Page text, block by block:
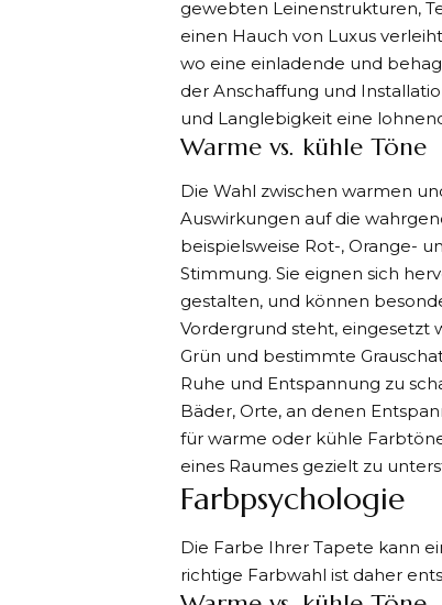
gewebten Leinenstrukturen,
einen Hauch von Luxus
wo eine einladende und
der Anschaffung und
und Langlebigkeit eine
Warme vs. kühle Töne
Die Wahl zwischen warmen
Auswirkungen auf die
beispielsweise Rot-, Orange-
Stimmung. Sie eignen sich
gestalten, und können
Vordergrund steht, eingesetzt
Grün und bestimmte
Ruhe und Entspannung zu
Bäder, Orte, an denen
für warme oder kühle
eines Raumes gezielt zu
Farbpsychologie
Die Farbe Ihrer Tapete kann
richtige Farbwahl ist daher